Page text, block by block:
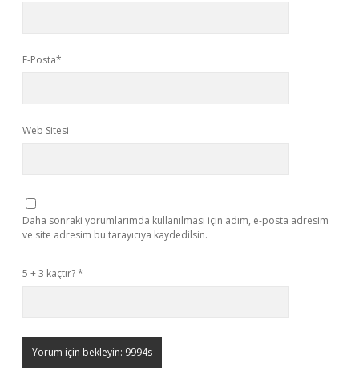
E-Posta*
Web Sitesi
Daha sonraki yorumlarımda kullanılması için adım, e-posta adresim
ve site adresim bu tarayıcıya kaydedilsin.
5 + 3 kaçtır?*